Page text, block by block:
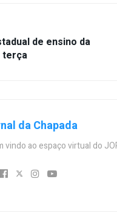
de ensino da
terça
da Chapada
vindo ao espaço virtual do